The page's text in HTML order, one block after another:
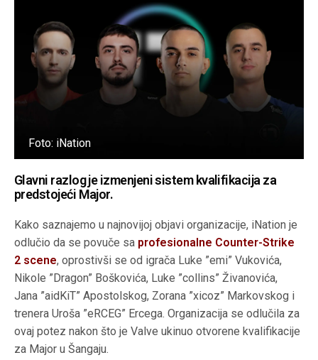
Foto: iNation
Glavni razlog je izmenjeni sistem kvalifikacija za
predstojeći Major.
Kako saznajemo u najnovijoj objavi organizacije, iNation je
odlučio da se povuče sa profesionalne Counter-Strike
2 scene, oprostivši se od igrača Luke ”emi” Vukovića,
Nikole ”Dragon” Boškovića, Luke ”collins” Živanovića,
Jana ”aidKiT” Apostolskog, Zorana ”xicoz” Markovskog i
trenera Uroša ”eRCEG” Ercega. Organizacija se odlučila za
ovaj potez nakon što je Valve ukinuo otvorene kvalifikacije
za Major u Šangaju.